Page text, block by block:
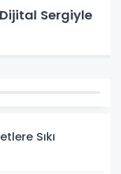
Sergiyle
Sıkı